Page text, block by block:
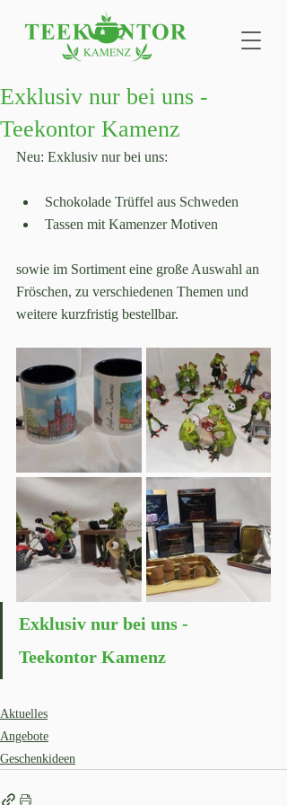
Exklusiv nur bei uns -
Teekontor Kamenz
Neu: Exklusiv nur bei uns:
Schokolade Trüffel aus Schweden
Tassen mit Kamenzer Motiven
sowie im Sortiment eine große Auswahl an
Fröschen, zu verschiedenen Themen und
weitere kurzfristig bestellbar.
Exklusiv nur bei uns -
Teekontor Kamenz
Aktuelles
Angebote
Geschenkideen